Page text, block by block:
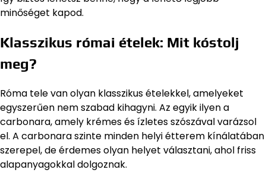
minőséget kapod.
Klasszikus római ételek: Mit kóstolj
meg?
Róma tele van olyan klasszikus ételekkel, amelyeket
egyszerűen nem szabad kihagyni. Az egyik ilyen a
carbonara, amely krémes és ízletes szószával varázsol
el. A carbonara szinte minden helyi étterem kínálatában
szerepel, de érdemes olyan helyet választani, ahol friss
alapanyagokkal dolgoznak.